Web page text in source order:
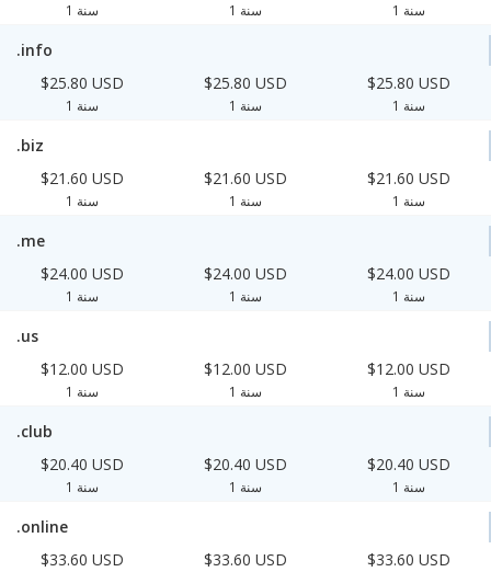
1 سنة 1 سنة 1 سنة
.info
$25.80 USD
1 سنة
$25.80 USD
1 سنة
$25.80 USD
1 سنة
.biz
$21.60 USD
1 سنة
$21.60 USD
1 سنة
$21.60 USD
1 سنة
.me
$24.00 USD
1 سنة
$24.00 USD
1 سنة
$24.00 USD
1 سنة
.us
$12.00 USD
1 سنة
$12.00 USD
1 سنة
$12.00 USD
1 سنة
.club
$20.40 USD
1 سنة
$20.40 USD
1 سنة
$20.40 USD
1 سنة
.online
$33.60 USD
$33.60 USD $33.60 USD